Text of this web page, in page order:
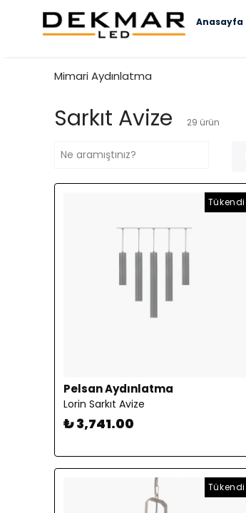
Anasayfa
Mimari Aydınlatma
Sarkıt Avize 29 ürün
Tükendi
Pelsan Aydınlatma
Lorin Sarkıt Avize
₺ 3,741.00
Tükendi